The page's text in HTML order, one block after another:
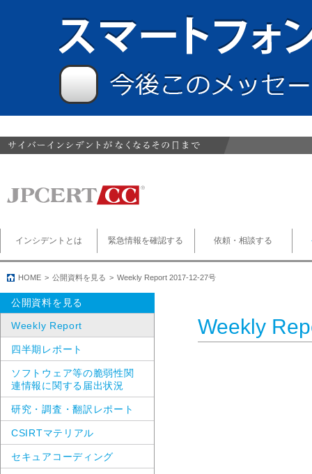
インシデントとは 緊急情報を確認する 依頼・相談する
HOME 公開資料を見る Weekly Report 2017-12-27号
Weekly
公開資料を見る
Weekly Report
四半期レポート
ソフトウェア等の脆弱性関
連情報に関する届出状況
研究・調査・翻訳レポート
CSIRTマテリアル
セキュアコーディング